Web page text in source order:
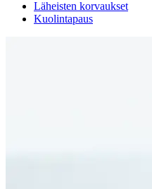
Läheisten korvaukset
Kuolintapaus